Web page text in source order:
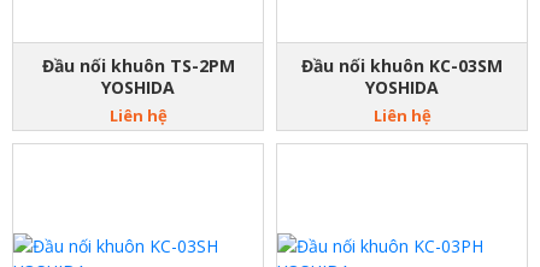
Đầu nối khuôn TS-2PM
YOSHIDA
Liên hệ
Đầu nối khuôn KC-03SM
YOSHIDA
Liên hệ